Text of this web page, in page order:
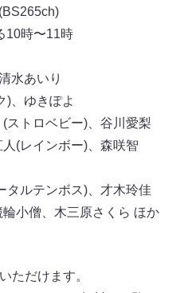
10時〜11時
水あいり
)、ゆきぽよ
(ストロベビー)、谷川愛梨
人(レインボー)、森咲智
タルテンボス)、才木玲佳
輪小僧、木三原さくら ほか
いただけます。